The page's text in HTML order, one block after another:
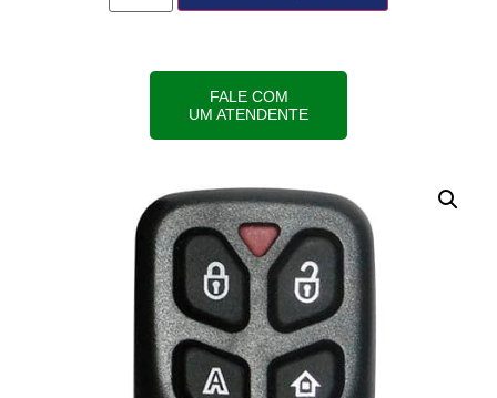
FALE COM
UM ATENDENTE